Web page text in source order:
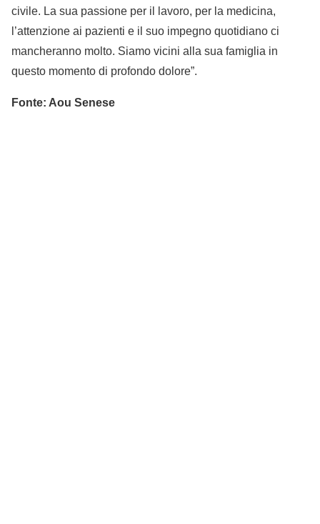
civile. La sua passione per il lavoro, per la medicina,
l’attenzione ai pazienti e il suo impegno quotidiano ci
mancheranno molto. Siamo vicini alla sua famiglia in
questo momento di profondo dolore”.
Fonte: Aou Senese